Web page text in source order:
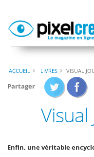
ACCUEIL LIVRES VISUAL
Partager
Enfin, une véritable